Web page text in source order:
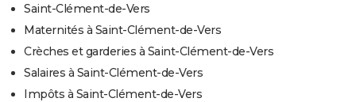
Saint-Clément-de-Vers
Maternités à Saint-Clément-de-Vers
Crèches et garderies à Saint-Clément-de-Vers
Salaires à Saint-Clément-de-Vers
Impôts à Saint-Clément-de-Vers